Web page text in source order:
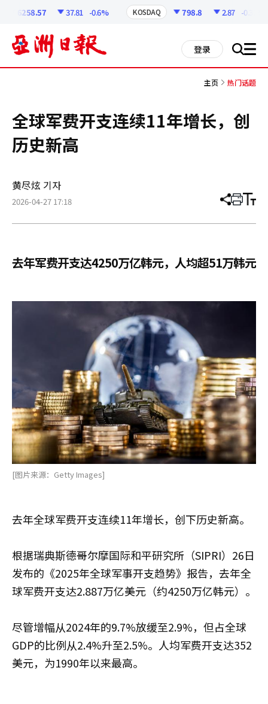
6258.57 37.81 -0.6% KOSDAQ 798.8 2.87 -0.36%
登录 搜 all
主页 热门话题
全球军费开支连续11年增长，创
历史新高
黄尽炫 기자
2026-04-27 17:18 分
章
打 调
小
去年军费开支达4250万亿韩元，人均超51万韩元
[图片来源：Getty Images]
去年全球军费开支连续11年增长，创下历史新高。
根据瑞典斯德哥尔摩国际和平研究所（SIPRI）26日
发布的《2025年全球军事开支趋势》报告，去年全
球军费开支达2.887万亿美元（约4250万亿韩元）。
尽管增幅从2024年的9.7%放缓至2.9%，但占全球
GDP的比例从2.4%升至2.5%。人均军费开支达352
美元，为1990年以来最高。